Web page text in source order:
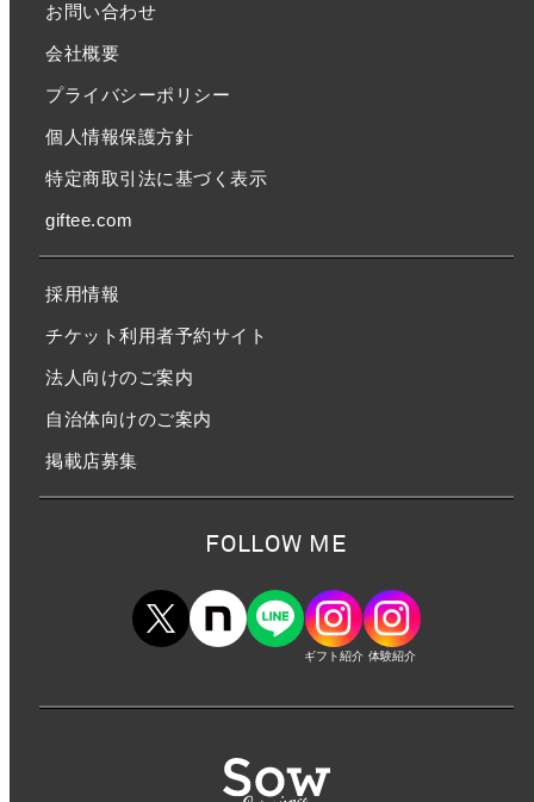
お問い合わせ
会社概要
プライバシーポリシー
個人情報保護方針
特定商取引法に基づく表示
giftee.com
採用情報
チケット利用者予約サイト
法人向けのご案内
自治体向けのご案内
掲載店募集
FOLLOW ME
ギフト紹介 体験紹介